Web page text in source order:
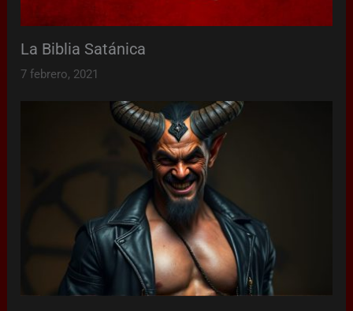
La Biblia Satánica
7 febrero, 2021